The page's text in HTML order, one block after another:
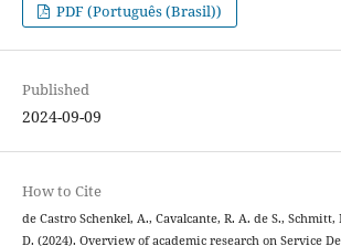
PDF (Português (Brasil))
Published
2024-09-09
How to Cite
de Castro Schenkel, A., Cavalcante, R. A. de S.,
D. (2024). Overview of academic research on Service